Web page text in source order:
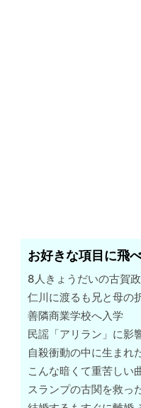
お好きな項目に飛
8人きょうだいの古賀
仁川に渡るも兄と母の
善隣商業学校へ入学
民謡「アリラン」に影
自殺衝動の中に生まれ
こんな暗くて重苦し
スランプの古関を救っ